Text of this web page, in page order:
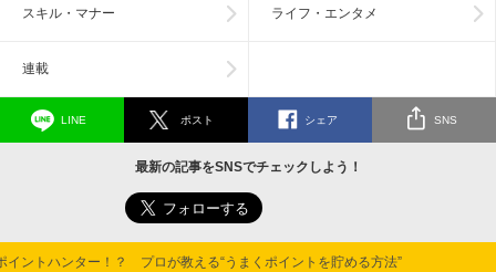
スキル・マナー ライフ・エンタメ
連載
LINE ポスト シェア SNS
最新の記事をSNSでチェックしよう！
イントハンター！？ プロが教える“うまくポイントを貯める方法”